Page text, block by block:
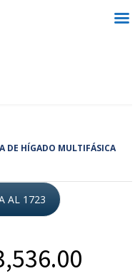
DE HÍGADO MULTIFÁSICA
AL 1723